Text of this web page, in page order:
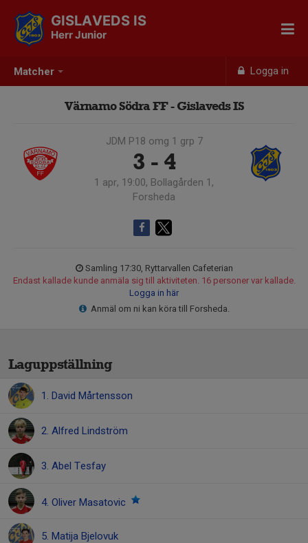
Matcher Logga in
GISLAVEDS IS
Herr Junior
Värnamo Södra FF - Gislaveds IS
JDM P18 omg 1 grp 7
3 - 4
1 apr, 19:00, Bollagården 1,
Forsheda
Samling 17:30, Ryttarvallen Cafeterian
Endast kallade kunde anmäla sig till aktiviteten. 16 personer var kallade.
Logga in här
Anmäl om ni kan köra till Forsheda.
Laguppställning
1. David Mårtensson
2. Alfred Lindström
3. Abel Tesfay
4. Oliver Masatovic
5. Matija Bjelovuk